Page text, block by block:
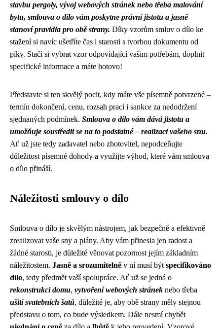
stavbu pergoly, vývoj webových stránek nebo třeba malování
bytu, smlouva o dílo vám poskytne právní jistotu a jasně
stanoví pravidla pro obě strany. Díky vzorům smluv o dílo ke
stažení si navíc ušetříte čas i starosti s tvorbou dokumentu od
píky. Stačí si vybrat vzor odpovídající vašim potřebám, doplnit
specifické informace a máte hotovo!
Představte si ten skvělý pocit, kdy máte vše písemně potvrzené –
termín dokončení, cenu, rozsah prací i sankce za nedodržení
sjednaných podmínek. Smlouva o dílo vám dává jistotu a
umožňuje soustředit se na to podstatné – realizaci vašeho snu.
Ať už jste tedy zadavatel nebo zhotovitel, nepodceňujte
důležitost písemné dohody a využijte výhod, které vám smlouva
o dílo přináší.
Náležitosti smlouvy o dílo
Smlouva o dílo je skvělým nástrojem, jak bezpečně a efektivně
zrealizovat vaše sny a plány. Aby vám přinesla jen radost a
žádné starosti, je důležité věnovat pozornost jejím základním
náležitostem. Jasně a srozumitelně v ní musí být specifikováno
dílo, tedy předmět vaší spolupráce. Ať už se jedná o
rekonstrukci domu, vytvoření webových stránek nebo třeba
ušití svatebních šatů, důležité je, aby obě strany měly stejnou
představu o tom, co bude výsledkem. Dále nesmí chybět